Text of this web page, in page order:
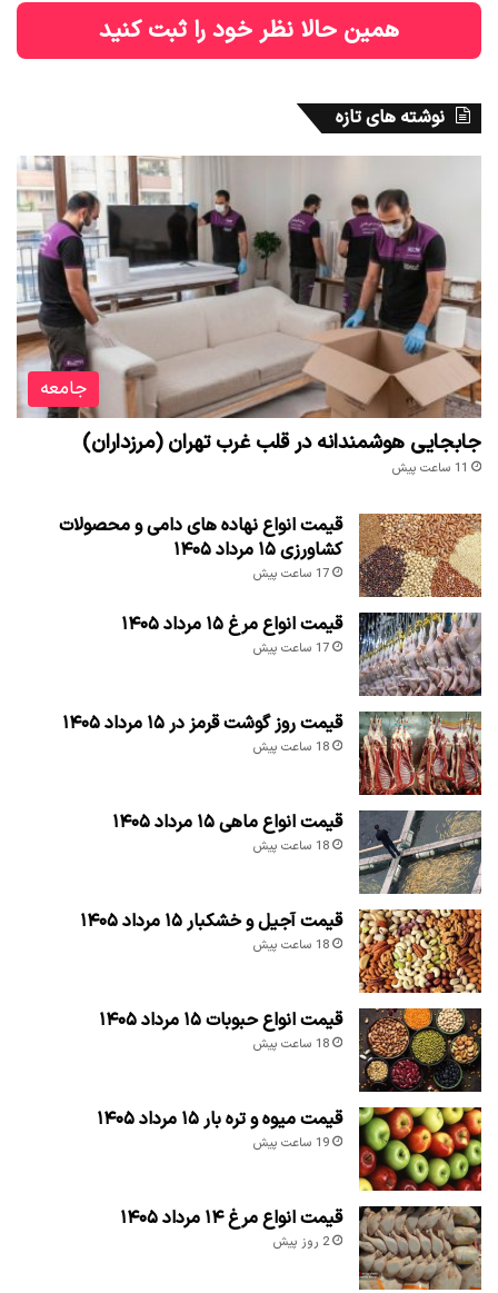
همین حالا نظر خود را ثبت کنید
نوشته های تازه
جامعه
جابجایی هوشمندانه در قلب غرب تهران (مرزداران)
11 ساعت پیش
قیمت انواع نهاده های دامی و محصولات
کشاورزی ۱۵ مرداد ۱۴۰۵
17 ساعت پیش
قیمت انواع مرغ ۱۵ مرداد ۱۴۰۵
17 ساعت پیش
قیمت روز گوشت قرمز در ۱۵ مرداد ۱۴۰۵
18 ساعت پیش
قیمت انواع ماهی ۱۵ مرداد ۱۴۰۵
18 ساعت پیش
قیمت آجیل و خشکبار ۱۵ مرداد ۱۴۰۵
18 ساعت پیش
قیمت انواع حبوبات ۱۵ مرداد ۱۴۰۵
18 ساعت پیش
قیمت میوه و تره بار ۱۵ مرداد ۱۴۰۵
19 ساعت پیش
قیمت انواع مرغ ۱۴ مرداد ۱۴۰۵
2 روز پیش